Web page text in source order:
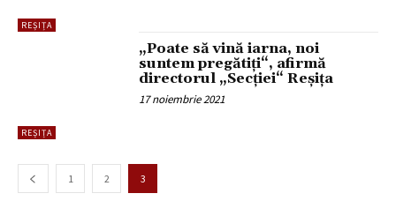
REȘIȚA
REȘIȚA
„Poate să vină iarna, noi
suntem pregătiți“, afirmă
directorul „Secției“ Reșița
17 noiembrie 2021
1 2 3